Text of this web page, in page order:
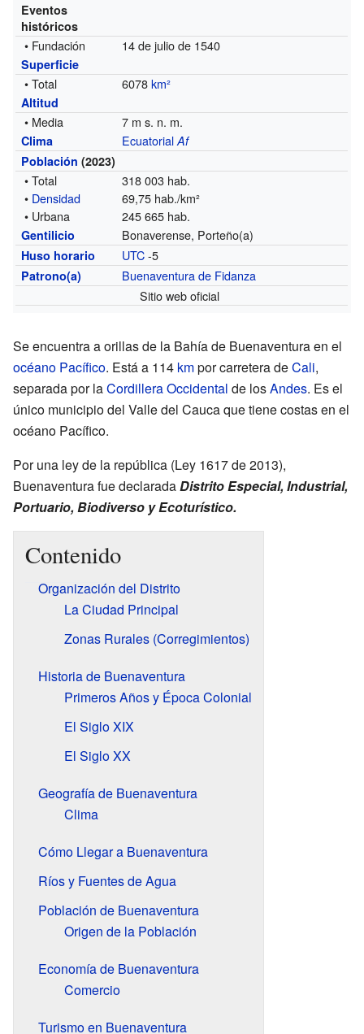
Eventos
históricos
• Fundación 14 de julio de 1540
Superficie
• Total 6078km²
Altitud
• Media 7 m s. n. m.
Clima EcuatorialAf
Población (2023)
• Total
318 003 hab.
• Densidad
69,75 hab./km²
• Urbana
245 665 hab.
Gentilicio Bonaverense, Porteño(a)
Huso horario UTC-5
Patrono(a)
Buenaventura de Fidanza
Sitio web oficial
Se encuentra a orillas de la Bahía de Buenaventura en el
océano Pacífico. Está a 114 kmpor carretera deCali,
separada por laCordillera Occidental de losAndes. Es el
único municipio del Valle del Cauca que tiene costas en el
océano Pacífico.
Por una ley de la república (Ley 1617 de 2013),
Buenaventura fue declaradaDistrito Especial, Industrial,
Portuario, Biodiverso y Ecoturístico.
Contenido
Organización del Distrito
La Ciudad Principal
Zonas Rurales (Corregimientos)
Historia de Buenaventura
Primeros Años y Época Colonial
El Siglo XIX
El Siglo XX
Geografía de Buenaventura
Clima
Cómo Llegar a Buenaventura
Ríos y Fuentes de Agua
Población de Buenaventura
Origen de la Población
Economía de Buenaventura
Comercio
Turismo en Buenaventura